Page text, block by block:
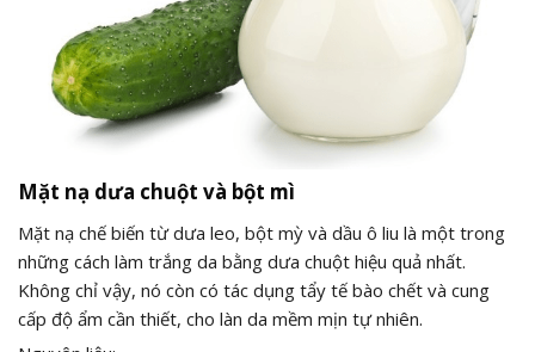
Mặt nạ dưa chuột và bột mì
Mặt nạ chế biến từ dưa leo, bột mỳ và dầu ô liu là một trong
những cách làm trắng da bằng dưa chuột hiệu quả nhất.
Không chỉ vậy, nó còn có tác dụng tẩy tế bào chết và cung
cấp độ ẩm cần thiết, cho làn da mềm mịn tự nhiên.